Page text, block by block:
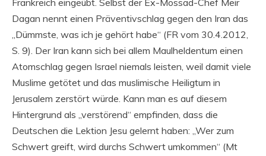
Frankreich eingeübt. Selbst der Ex-Mossad-Chef Meir
Dagan nennt einen Präventivschlag gegen den Iran das
„Dümmste, was ich je gehört habe“ (FR vom 30.4.2012,
S. 9). Der Iran kann sich bei allem Maulheldentum einen
Atomschlag gegen Israel niemals leisten, weil damit viele
Muslime getötet und das muslimische Heiligtum in
Jerusalem zerstört würde. Kann man es auf diesem
Hintergrund als „verstörend“ empfinden, dass die
Deutschen die Lektion Jesu gelernt haben: „Wer zum
Schwert greift, wird durchs Schwert umkommen“ (Mt